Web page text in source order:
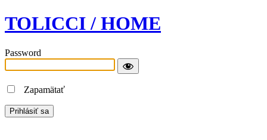
TOLICCI / HOME
Password
Zapamätať